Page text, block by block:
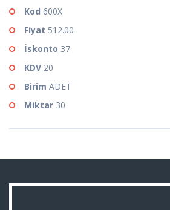
Kod 600X
Fiyat 512.00
İskonto 37
KDV 20
Birim ADET
Miktar 30